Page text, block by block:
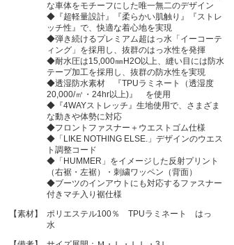
な車体をモチーフにした唯一無二のデザイン
◆『超軽量設計』『柔らかい肌触り』『ストレ
ッチ性』で、快適な着心地を実現
◆弾き続けるプレミアム超はっ水「イーコーテ
ィング」を採用し、抜群のはっ水性を発揮
◆耐水圧は15,000㎜H2O以上、縫い目には防水
テープ加工を採用し、抜群の防水性を実現
◆透湿防水素材 『TPUラミネート（透湿度
20,000/㎥・24hr以上)』 を使用
◆『4WAYストレッチ』生地使用で、さまざま
な動きや体勢に対応
◆フロントファスナー＋ウエストゴム仕様
◆「LIKE NOTHING ELSE.」デザインのウエス
ト調整コード
◆「HUMMER」をイメージした反射プリント
（右裾・左裾）・刺繍ワッペン（背面）
◆ブーツのインアウトにも対応するファスナー
付きマチ入り裾仕様
【素材】
ポリエステル100％ TPUラミネート はっ
水